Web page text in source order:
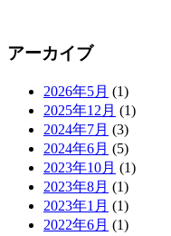
アーカイブ
2026年5月 (1)
2025年12月 (1)
2024年7月 (3)
2024年6月 (5)
2023年10月 (1)
2023年8月 (1)
2023年1月 (1)
2022年6月 (1)